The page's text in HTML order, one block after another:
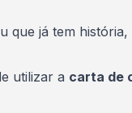
já tem
utilizar a carta de